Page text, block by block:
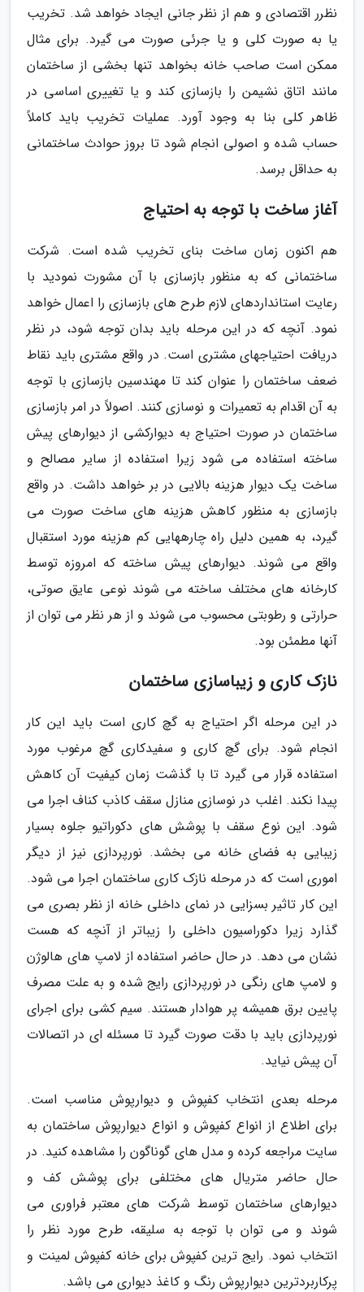
نظرر اقتصادی و هم از نظر جانی ایجاد خواهد شد. تخریب
یا به صورت کلی و یا جرئی صورت می گیرد. برای مثال
ممکن است صاحب خانه بخواهد تنها بخشی از ساختمان
مانند اتاق نشیمن را بازسازی کند و یا تغییری اساسی در
ظاهر کلی بنا به وجود آورد. عملیات تخریب باید کاملاً
حساب شده و اصولی انجام شود تا بروز حوادث ساختمانی
به حداقل برسد.
آغاز ساخت با توجه به احتیاج
هم اکنون زمان ساخت بنای تخریب شده است. شرکت
ساختمانی که به منظور بازسازی با آن مشورت نمودید با
رعایت استانداردهای لازم طرح های بازسازی را اعمال خواهد
نمود. آنچه که در این مرحله باید بدان توجه شود، در نظر
دریافت احتیاجهای مشتری است. در واقع مشتری باید نقاط
ضعف ساختمان را عنوان کند تا مهندسین بازسازی با توجه
به آن اقدام به تعمیرات و نوسازی کنند. اصولاً در امر بازسازی
ساختمان در صورت احتیاج به دیوارکشی از دیوارهای پیش
ساخته استفاده می شود زیرا استفاده از سایر مصالح و
ساخت یک دیوار هزینه بالایی در بر خواهد داشت. در واقع
بازسازی به منظور کاهش هزینه های ساخت صورت می
گیرد، به همین دلیل راه چارههایی کم هزینه مورد استقبال
واقع می شوند. دیوارهای پیش ساخته که امروزه توسط
کارخانه های مختلف ساخته می شوند نوعی عایق صوتی،
حرارتی و رطوبتی محسوب می شوند و از هر نظر می توان از
آنها مطمئن بود.
نازک کاری و زیباسازی ساختمان
در این مرحله اگر احتیاج به گچ کاری است باید این کار
انجام شود. برای گچ کاری و سفیدکاری گچ مرغوب مورد
استفاده قرار می گیرد تا با گذشت زمان کیفیت آن کاهش
پیدا نکند. اغلب در نوسازی منازل سقف کاذب کناف اجرا می
شود. این نوع سقف با پوشش های دکوراتیو جلوه بسیار
زیبایی به فضای خانه می بخشد. نورپردازی نیز از دیگر
اموری است که در مرحله نازک کاری ساختمان اجرا می شود.
این کار تاثیر بسزایی در نمای داخلی خانه از نظر بصری می
گذارد زیرا دکوراسیون داخلی را زیباتر از آنچه که هست
نشان می دهد. در حال حاضر استفاده از لامپ های هالوژن
و لامپ های رنگی در نورپردازی رایج شده و به علت مصرف
پایین برق همیشه پر هوادار هستند. سیم کشی برای اجرای
نورپردازی باید با دقت صورت گیرد تا مسئله ای در اتصالات
آن پیش نیاید.
مرحله بعدی انتخاب کفپوش و دیوارپوش مناسب است.
برای اطلاع از انواع کفپوش و انواع دیوارپوش ساختمان به
سایت مراجعه کرده و مدل های گوناگون را مشاهده کنید. در
حال حاضر متریال های مختلفی برای پوشش کف و
دیوارهای ساختمان توسط شرکت های معتبر فراوری می
شوند و می توان با توجه به سلیقه، طرح مورد نظر را
انتخاب نمود. رایج ترین کفپوش برای خانه کفپوش لمینت و
پرکاربردترین دیوارپوش رنگ و کاغذ دیواری می باشد.